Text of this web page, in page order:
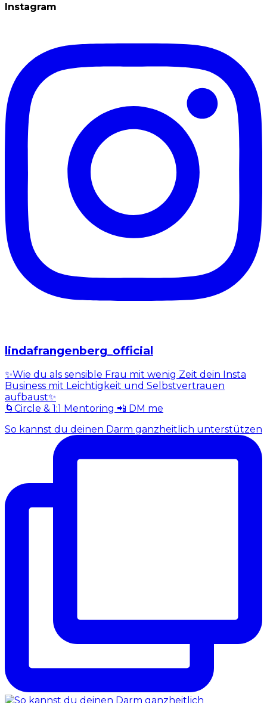
Instagram
lindafrangenberg_official
✨Wie du als sensible Frau mit wenig Zeit dein Insta
Business mit Leichtigkeit und Selbstvertrauen
aufbaust✨
🌀Circle & 1:1 Mentoring 📲 DM me
So kannst du deinen Darm ganzheitlich unterstützen